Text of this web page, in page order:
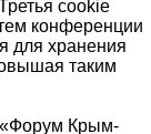
cookie
конференции
для хранения
таким
«Форум Крым-